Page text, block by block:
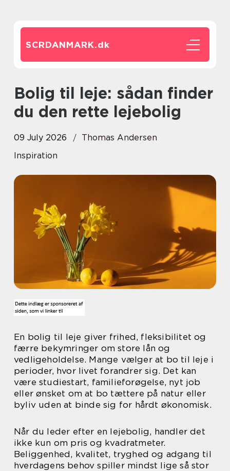
SCRDANMARK.dk
Bolig til leje: sådan finder
du den rette lejebolig
09 July 2026
Thomas Andersen
Inspiration
En bolig til leje giver frihed, fleksibilitet og
færre bekymringer om store lån og
vedligeholdelse. Mange vælger at bo til leje i
perioder, hvor livet forandrer sig. Det kan
være studiestart, familieforøgelse, nyt job
eller ønsket om at bo tættere på natur eller
byliv uden at binde sig for hårdt økonomisk.
Når du leder efter en lejebolig, handler det
ikke kun om pris og kvadratmeter.
Beliggenhed, kvalitet, tryghed og adgang til
hverdagens behov spiller mindst lige så stor